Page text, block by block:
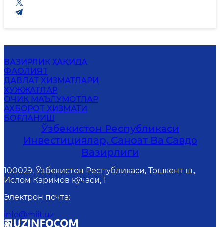
ВАЗИРЛИК ҲАҚИДА
ФАОЛИЯТ
ДАВЛАТ ХИЗМАТЛАРИ
ҲУЖЖАТЛАР
ОЧИҚ МАЪЛУМОТЛАР
АХБОРОТ ХИЗМАТИ
БОҒЛАНИШ
Ўзбекистон Республикаси
Инвестициялар, Саноат Ва Савдо
Вазирлиги
100029, Ўзбекистон Республикаси, Тошкент ш.,
Ислом Каримов кўчаси, 1
Электрон почта:
info@miit.uz